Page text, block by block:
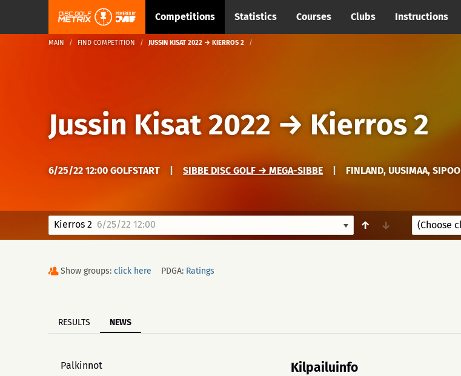
Competitions Statistics Courses Clubs Instructions
MAIN FIND COMPETITION JUSSIN KISAT 2022 → KIERROS 2
Jussin Kisat 2022 → Kierros 2
6/25/22 12:00 GOLFSTART SIBBE DISC GOLF → MEGA-SIBBE FINLAND, UUSIMAA, SIPOO
Kierros 2 6/25/22 12:00 ↑ ↓
Show groups: click here PDGA: Ratings
RESULTS NEWS
Palkinnot
Kilpailuinfo